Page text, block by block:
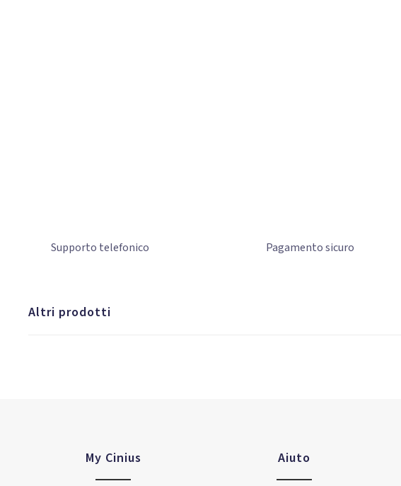
Supporto telefonico Pagamentosicuro
Altri prodotti
My Cinius Aiuto